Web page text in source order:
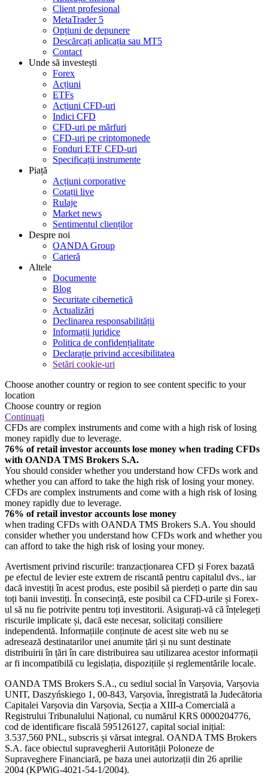
Client profesional
MetaTrader 5
Opțiuni de depunere
Descărcați aplicația sau MT5
Contact
Unde să investești
Forex
Acțiuni
ETFs
Acțiuni CFD-uri
Indici CFD
CFD-uri pe mărfuri
CFD-uri pe criptomonede
Fonduri ETF CFD-uri
Specificații instrumente
Piață
Acțiuni corporative
Cotații live
Rulaje
Market news
Sentimentul clienților
Despre noi
OANDA Group
Carieră
Altele
Documente
Blog
Securitate cibernetică
Actualizări
Declinarea responsabilității
Informații juridice
Politica de confidențialitate
Declarație privind accesibilitatea
Setări cookie-uri
Choose another country or region to see content specific to your
location
Choose country or region
Continuați
CFDs are complex instruments and come with a high risk of losing
money rapidly due to leverage.
76% of retail investor accounts lose money when trading CFDs
with OANDA TMS Brokers S.A.
You should consider whether you understand how CFDs work and
whether you can afford to take the high risk of losing your money.
CFDs are complex instruments and come with a high risk of losing
money rapidly due to leverage.
76% of retail investor accounts lose money
when trading CFDs with OANDA TMS Brokers S.A. You should
consider whether you understand how CFDs work and whether you
can afford to take the high risk of losing your money.
Avertisment privind riscurile: tranzacționarea CFD și Forex bazată
pe efectul de levier este extrem de riscantă pentru capitalul dvs., iar
dacă investiți în acest produs, este posibil să pierdeți o parte din sau
toți banii investiți. În consecință, este posibil ca CFD-urile și Forex-
ul să nu fie potrivite pentru toți investitorii. Asigurați-vă că înțelegeți
riscurile implicate și, dacă este necesar, solicitați consiliere
independentă. Informațiile conținute de acest site web nu se
adresează destinatarilor unei anumite țări și nu sunt destinate
distribuirii în țări în care distribuirea sau utilizarea acestor informații
ar fi incompatibilă cu legislația, dispozițiile și reglementările locale.
OANDA TMS Brokers S.A., cu sediul social în Varșovia, Varșovia
UNIT, Daszyńskiego 1, 00-843, Varșovia, înregistrată la Judecătoria
Capitalei Varșovia din Varșovia, Secția a XIII-a Comercială a
Registrului Tribunalului Național, cu numărul KRS 0000204776,
cod de identificare fiscală 595126127, capital social inițial:
3.537,560 PNL, subscris și vărsat integral. OANDA TMS Brokers
S.A. face obiectul supravegherii Autorității Poloneze de
Supraveghere Financiară, pe baza unei autorizații din 26 aprilie
2004 (KPWiG-4021-54-1/2004).